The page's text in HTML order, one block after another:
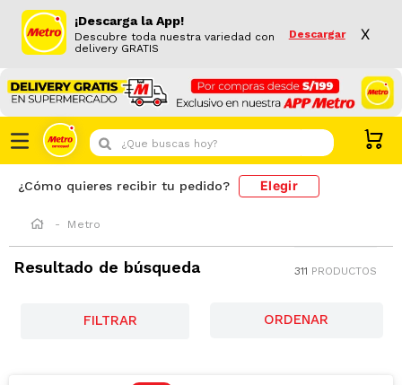
¡Descarga la App!
Descubre toda nuestra variedad con
delivery GRATIS
Descargar X
¿Que buscas hoy?
¿Cómo quieres recibir tu pedido? Elegir
Metro
Resultado de búsqueda 311 PRODUCTOS
FILTRAR